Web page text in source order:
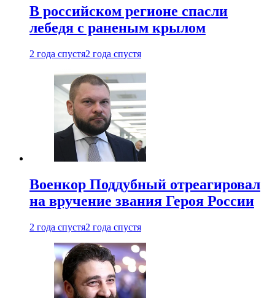
В российском регионе спасли
лебедя с раненым крылом
2 года спустя2 года спустя
Военкор Поддубный отреагировал
на вручение звания Героя России
2 года спустя2 года спустя